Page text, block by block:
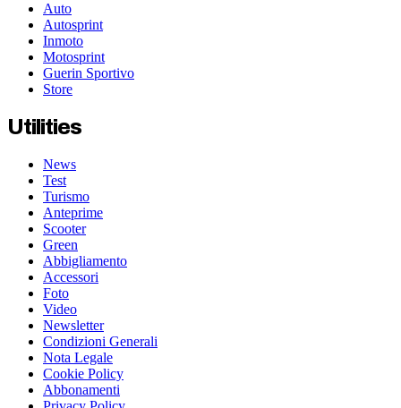
Auto
Autosprint
Inmoto
Motosprint
Guerin Sportivo
Store
Utilities
News
Test
Turismo
Anteprime
Scooter
Green
Abbigliamento
Accessori
Foto
Video
Newsletter
Condizioni Generali
Nota Legale
Cookie Policy
Abbonamenti